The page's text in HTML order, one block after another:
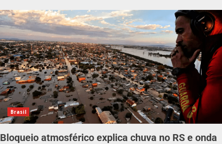
Brasil
Bloqueio atmosférico explica chuva no RS e onda